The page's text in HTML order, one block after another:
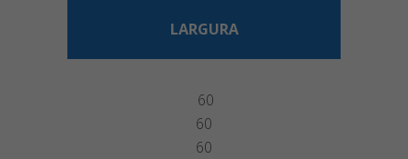
LARGURA
60
60
60